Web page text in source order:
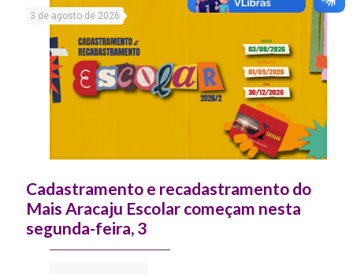
3 de agosto de 2026
Cadastramento e recadastramento do
Mais Aracaju Escolar começam nesta
segunda-feira, 3